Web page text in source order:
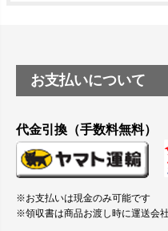
お支払いについて
代金引換（手数料無料）
※お支払いは現金のみ可能です
※領収書は商品お渡し時に運送会